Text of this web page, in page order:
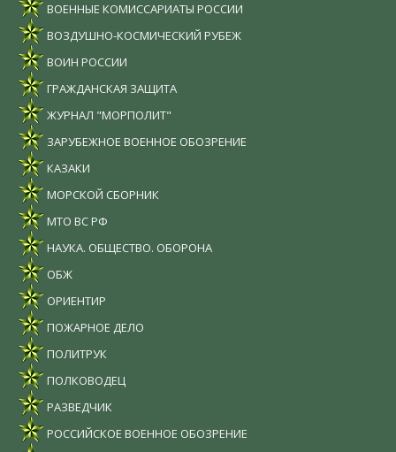
ВОЕННЫЕ КОМИССАРИАТЫ РОССИИ
ВОЗДУШНО-КОСМИЧЕСКИЙ РУБЕЖ
ВОИН РОССИИ
ГРАЖДАНСКАЯ ЗАЩИТА
ЖУРНАЛ "МОРПОЛИТ"
ЗАРУБЕЖНОЕ ВОЕННОЕ ОБОЗРЕНИЕ
КАЗАКИ
МОРСКОЙ СБОРНИК
МТО ВС РФ
НАУКА. ОБЩЕСТВО. ОБОРОНА
ОБЖ
ОРИЕНТИР
ПОЖАРНОЕ ДЕЛО
ПОЛИТРУК
ПОЛКОВОДЕЦ
РАЗВЕДЧИК
РОССИЙСКОЕ ВОЕННОЕ ОБОЗРЕНИЕ